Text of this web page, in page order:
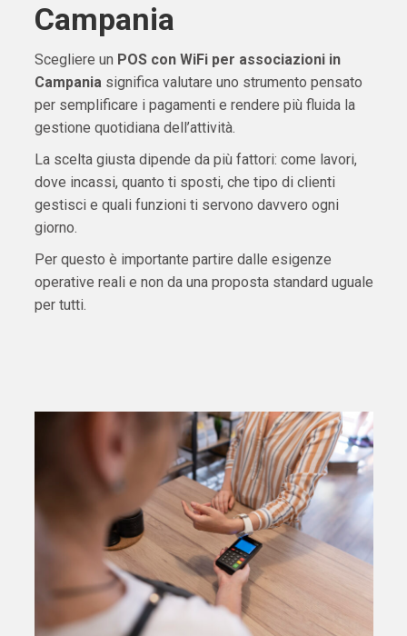
Campania
Scegliere un POS con WiFi per associazioni in
Campaniasignifica valutare uno strumento pensato
per semplificare i pagamenti e rendere più fluida la
gestione quotidiana dell’attività.
La scelta giusta dipende da più fattori: come lavori,
dove incassi, quanto ti sposti, che tipo di clienti
gestisci e quali funzioni ti servono davvero ogni
giorno.
Per questo è importante partire dalle esigenze
operative reali e non da una proposta standard uguale
per tutti.